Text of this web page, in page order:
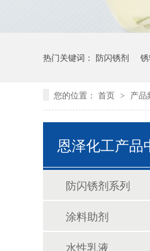
热门关键词： 防闪锈剂
您的位置： 首页 > 产品
恩泽化工产品
防闪锈剂系列
涂料助剂
水性乳液